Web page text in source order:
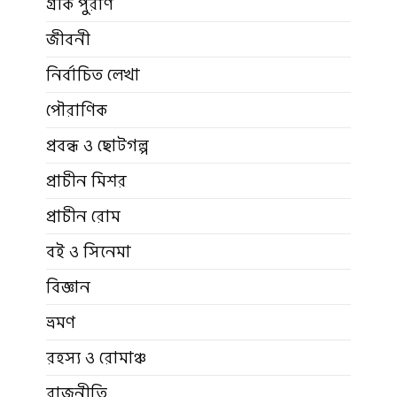
জীবনী
নির্বাচিত লেখা
পৌরাণিক
প্রবন্ধ ও ছোটগল্প
প্রাচীন মিশর
প্রাচীন রোম
বই ও সিনেমা
বিজ্ঞান
ভ্রমণ
রহস্য ও রোমাঞ্চ